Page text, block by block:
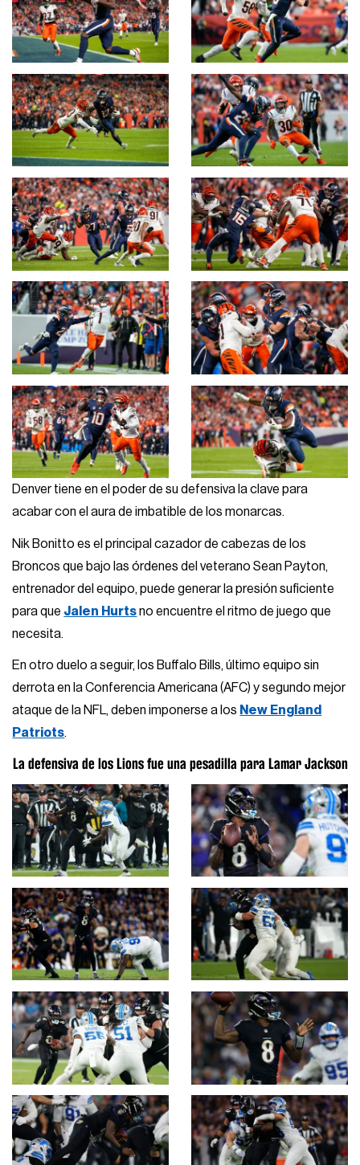
Denver tiene en el poder de su defensiva la clave para
acabar con el aura de imbatible de los monarcas.
Nik Bonitto es el principal cazador de cabezas de los
Broncos que bajo las órdenes del veterano Sean Payton,
entrenador del equipo, puede generar la presión suficiente
para que Jalen Hurtsno encuentre el ritmo de juego que
necesita.
En otro duelo a seguir, los Buffalo Bills, último equipo sin
derrota en la Conferencia Americana (AFC) y segundo mejor
ataque de la NFL, deben imponerse a los New England
Patriots.
La defensiva de los Lions fue una pesadilla para Lamar Jackson